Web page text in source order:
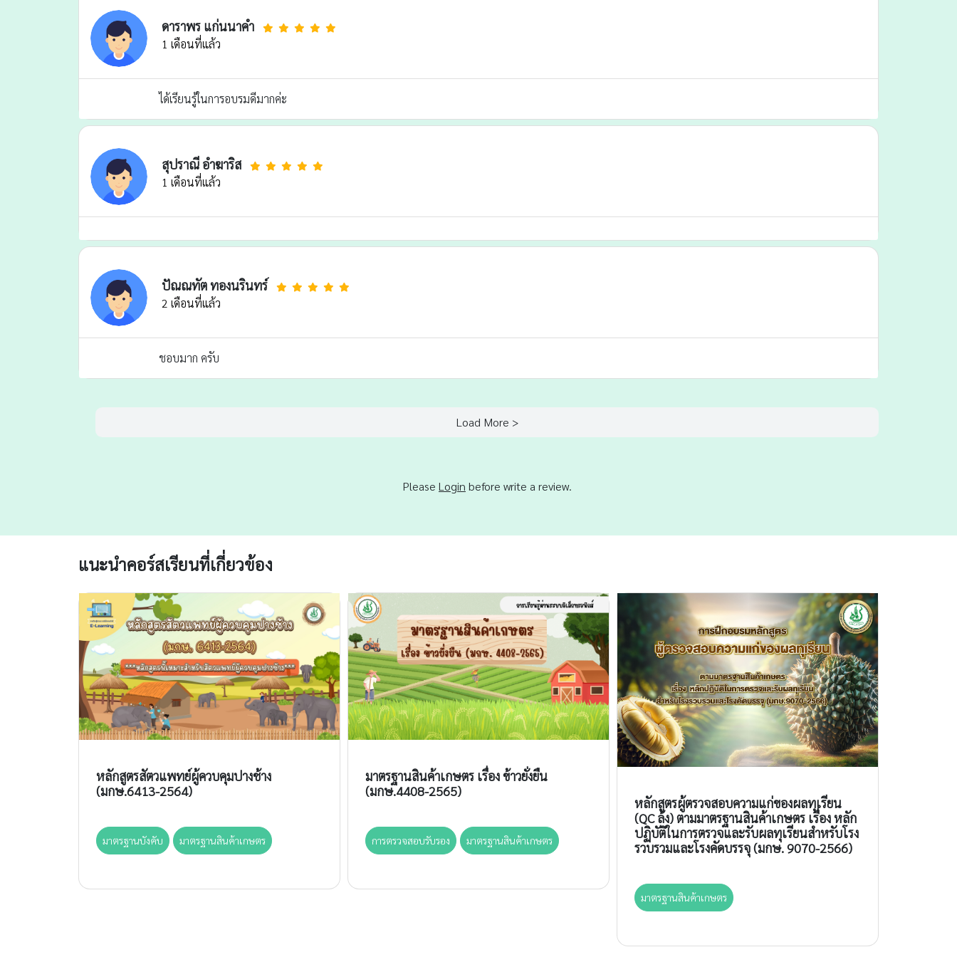
ดาราพร แก่นนาคำ
1 เดือนที่แล้ว
ได้เรียนรู้ในการอบรมดีมากค่ะ
สุปราณี อำฆาริส
1 เดือนที่แล้ว
ปัณณทัต ทองนรินทร์
2 เดือนที่แล้ว
ชอบมาก ครับ
Load More >
Please Login before write a review.
แนะนำคอร์สเรียนที่เกี่ยวข้อง
หลักสูตรสัตวแพทย์ผู้ควบคุมปางช้าง
(มกษ.6413-2564)
มาตรฐานบังคับ มาตรฐานสินค้าเกษตร
มาตรฐานสินค้าเกษตร เรื่อง ข้าวยั่งยืน
(มกษ.4408-2565)
การตรวจสอบรับรอง มาตรฐานสินค้าเกษตร
หลักสูตรผู้ตรวจสอบความแก่ของผลทุเรียน
(QC ล้ง) ตามมาตรฐานสินค้าเกษตร เรื่อง หลัก
ปฏิบัติในการตรวจและรับผลทุเรียนสำหรับโรง
รวบรวมและโรงคัดบรรจุ (มกษ. 9070-2566)
มาตรฐานสินค้าเกษตร